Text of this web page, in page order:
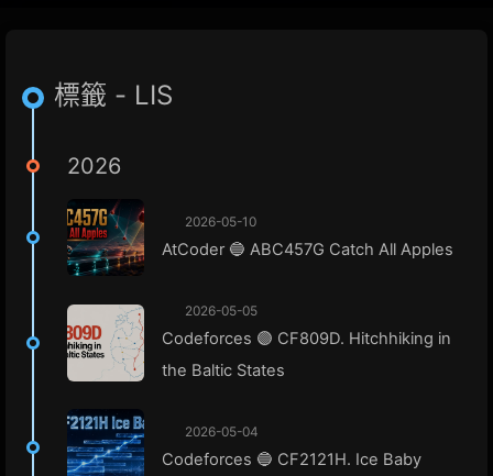
標籤 - LIS
2026
2026-05-10
AtCoder 🔵 ABC457G Catch All Apples
2026-05-05
Codeforces 🟣 CF809D. Hitchhiking in
the Baltic States
2026-05-04
Codeforces 🔵 CF2121H. Ice Baby